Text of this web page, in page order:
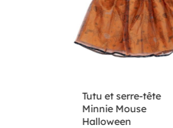
Tutu et serre-tête
Minnie Mouse
Halloween